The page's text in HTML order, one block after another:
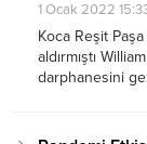
1 Ocak 2022
Koca Reşit
aldırmıştı
darphanesini
Bu arada uzun